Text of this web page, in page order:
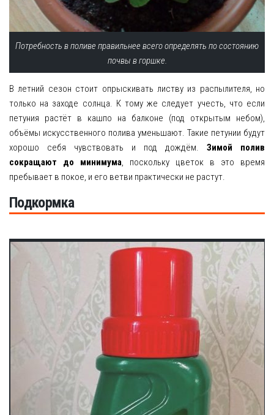
Потребность в поливе правильнее всего определять по состоянию
почвы в горшке.
В летний сезон стоит опрыскивать листву из распылителя, но
только на заходе солнца. К тому же следует учесть, что если
петуния растёт в кашпо на балконе (под открытым небом),
объёмы искусственного полива уменьшают. Такие петунии будут
хорошо себя чувствовать и под дождём. Зимой полив
сокращают до минимума, поскольку цветок в это время
пребывает в покое, и его ветви практически не растут.
Подкормка